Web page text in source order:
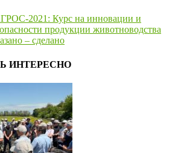
2021: Курс на инновации и
продукции животноводства
– ​сделано
ИНТЕРЕСНО